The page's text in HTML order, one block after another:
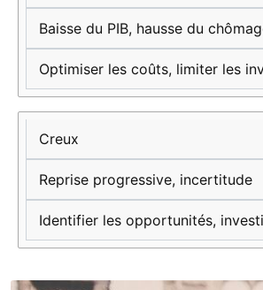
Baisse du PIB, hausse du
Optimiser les coûts, limiter les
Creux
Reprise progressive, incertitude
Identifier les opportunités,